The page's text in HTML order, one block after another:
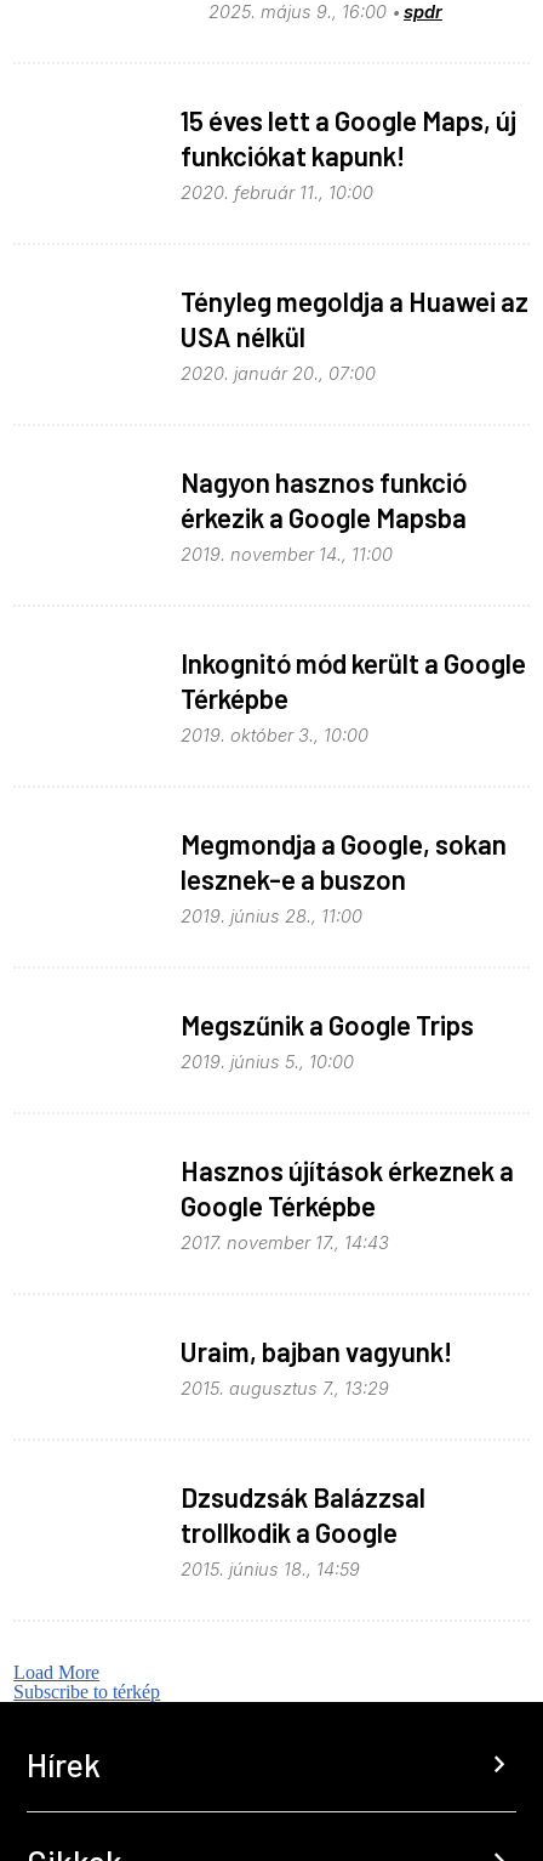
2025. május 9., 16:00 spdr
15 éves lett a Google Maps, új
funkciókat kapunk!
2020. február 11., 10:00
Tényleg megoldja a Huawei az
USA nélkül
2020. január 20., 07:00
Nagyon hasznos funkció
érkezik a Google Mapsba
2019. november 14., 11:00
Inkognitó mód került a Google
Térképbe
2019. október 3., 10:00
Megmondja a Google, sokan
lesznek-e a buszon
2019. június 28., 11:00
Megszűnik a Google Trips
2019. június 5., 10:00
Hasznos újítások érkeznek a
Google Térképbe
2017. november 17., 14:43
Uraim, bajban vagyunk!
2015. augusztus 7., 13:29
Dzsudzsák Balázzsal
trollkodik a Google
2015. június 18., 14:59
Load More
Subscribe to térkép
Hírek chevron_right